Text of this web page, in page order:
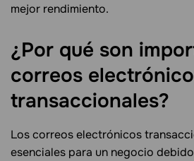
mejor rendimiento.
¿Por qué son
correos
transaccionales?
Los correos electrónicos
esenciales para un negocio